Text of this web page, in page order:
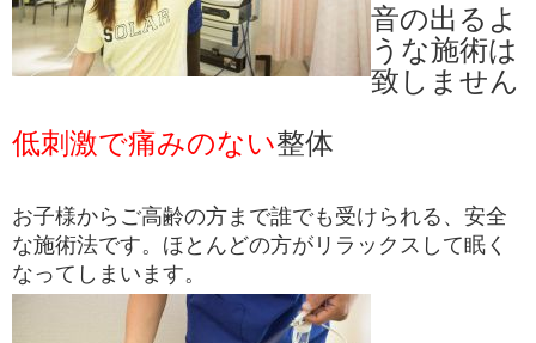
音の出るよ
うな施術は
致しません
低刺激で痛みのない整体
お子様からご高齢の方まで誰でも受けられる、安全
な施術法です。ほとんどの方がリラックスして眠く
なってしまいます。